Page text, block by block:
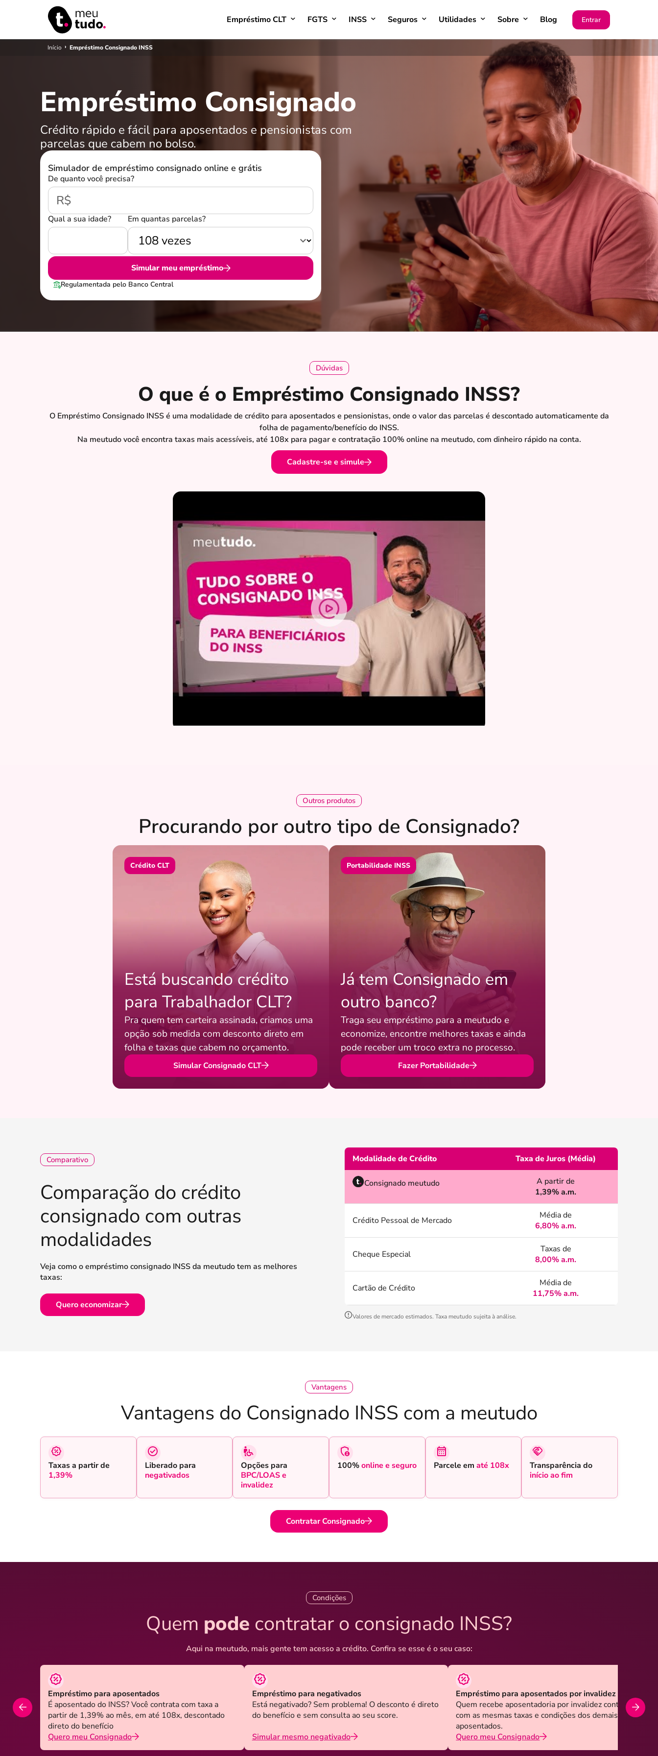
Empréstimo CLT FGTS INSS Seguros Utilidades Sobre Blog Entrar
Início › Empréstimo Consignado INSS
Empréstimo Consignado
Crédito rápido e fácil para aposentados e pensionistas com
parcelas que cabem no bolso.
Simulador de empréstimo consignado online e grátis
De quanto você precisa?
R$
Qual a sua idade? Em quantas parcelas?
Simular meu empréstimo
Regulamentada pelo Banco Central
Dúvidas
O que é o Empréstimo Consignado INSS?
O Empréstimo Consignado INSS é uma modalidade de crédito para aposentados e pensionistas, onde o valor das parcelas é descontado automaticamente da
folha de pagamento/benefício do INSS.
Na meutudo você encontra taxas mais acessíveis, até 108x para pagar e contratação 100% online na meutudo, com dinheiro rápido na conta.
Cadastre-se e simule
Outros produtos
Procurando por outro tipo de Consignado?
Crédito CLT
Está buscando crédito
para Trabalhador CLT?
Pra quem tem carteira assinada, criamos uma
opção sob medida com desconto direto em
folha e taxas que cabem no orçamento.
Simular Consignado CLT
Portabilidade INSS
Já tem Consignado em
outro banco?
Traga seu empréstimo para a meutudo e
economize, encontre melhores taxas e ainda
pode receber um troco extra no processo.
Fazer Portabilidade
Comparativo
Comparação do crédito
consignado com outras
modalidades
Veja como o empréstimo consignado INSS da meutudo tem as melhores
taxas:
Modalidade de Crédito Taxa de Juros (Média)
Consignado meutudo
A partir de
1,39% a.m.
Crédito Pessoal de Mercado
Média de
6,80% a.m.
Cheque Especial
Taxas de
8,00% a.m.
Cartão de Crédito
Média de
11,75% a.m.
Valores de mercado estimados. Taxa meutudo sujeita à análise.
Quero economizar
Vantagens
Vantagens do Consignado INSS com a meutudo
Taxas a partir de
1,39%
Liberado para
negativados
Opções para
BPC/LOAS e
invalidez
100%online e seguro Parcele em até 108x
Transparência do
início ao fim
Contratar Consignado
Condições
Quem pode contratar o consignado INSS?
Aqui na meutudo, mais gente tem acesso a crédito. Confira se esse é o seu caso:
Empréstimo para aposentados
É aposentado do INSS? Você contrata com taxa a
partir de 1,39% ao mês, em até 108x, descontado
direto do benefício
Quero meu Consignado
Empréstimo para negativados
Está negativado? Sem problema! O desconto é direto
do benefício e sem consulta ao seu score.
Simular mesmo negativado
Empréstimo para aposentados por invalidez
Quem recebe aposentadoria por invalidez contrata
com as mesmas taxas e condições dos demais
aposentados.
Quero meu Consignado